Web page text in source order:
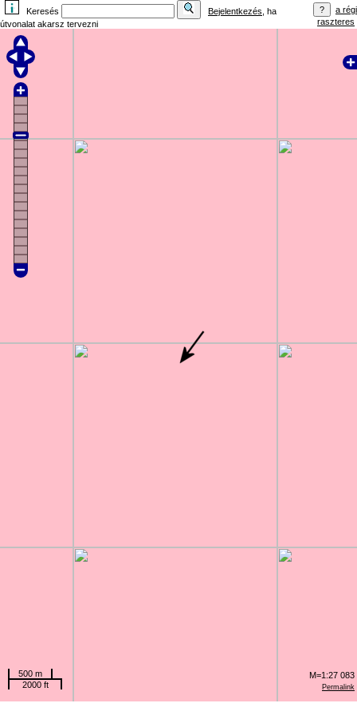
Keresés Bejelentkezés , ha
útvonalat akarsz tervezni
a régi
raszteres
Permalink
500 m
2000 ft
M=1:27 083